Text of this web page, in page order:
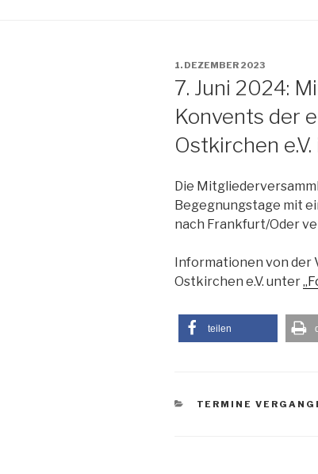
VERÖFFENTLICHT
1. DEZEMBER 2023
7. Juni 2024:
Konvents der
Ostkirchen
Die
Begegnungstage mit
nach Frankfurt/Oder
Informationen von der
Ostkirchen e.V. unter
teilen
KATEGORIEN
TERMINE